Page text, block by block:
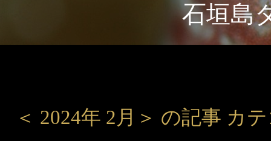
石垣島
＜ 2024年 2月＞ の記事 カ